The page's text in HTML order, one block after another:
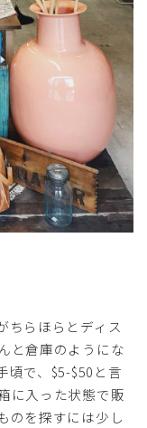
ちらほらとディス
と倉庫のようにな
頃で、$5-$50と言
に入った状態で販
のを探すには少し